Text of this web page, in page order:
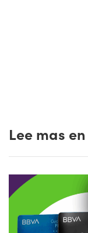
Lee mas en